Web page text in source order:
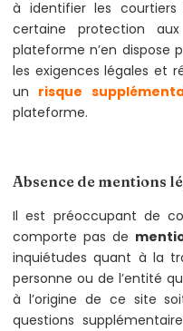
à identifier les
certaine protection
plateforme n’en dispose
les exigences légales et
un risque
plateforme.
Absence de mentions
Il est préoccupant de
comporte pas de
inquiétudes quant à la
personne ou de l’entité
à l’origine de ce site
questions